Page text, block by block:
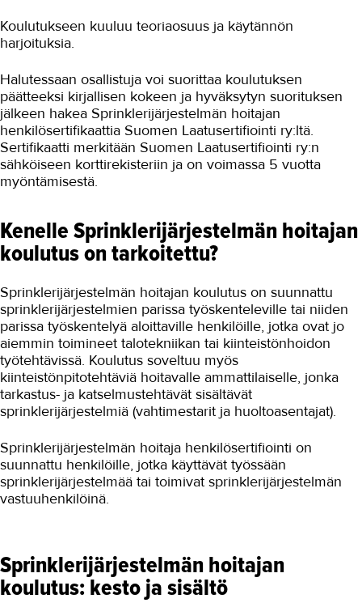
Koulutukseen kuuluu teoriaosuus ja käytännön
harjoituksia.
Halutessaan osallistuja voi suorittaa koulutuksen
päätteeksi kirjallisen kokeen ja hyväksytyn suorituksen
jälkeen hakea Sprinklerijärjestelmän hoitajan
henkilösertifikaattia Suomen Laatusertifiointi ry:ltä.
Sertifikaatti merkitään Suomen Laatusertifiointi ry:n
sähköiseen korttirekisteriin ja on voimassa 5 vuotta
myöntämisestä.
Kenelle Sprinklerijärjestelmän hoitajan
koulutus on tarkoitettu?
Sprinklerijärjestelmän hoitajan koulutus on suunnattu
sprinklerijärjestelmien parissa työskenteleville tai niiden
parissa työskentelyä aloittaville henkilöille, jotka ovat jo
aiemmin toimineet talotekniikan tai kiinteistönhoidon
työtehtävissä. Koulutus soveltuu myös
kiinteistönpitotehtäviä hoitavalle ammattilaiselle, jonka
tarkastus- ja katselmustehtävät sisältävät
sprinklerijärjestelmiä (vahtimestarit ja huoltoasentajat).
Sprinklerijärjestelmän hoitaja henkilösertifiointi on
suunnattu henkilöille, jotka käyttävät työssään
sprinklerijärjestelmää tai toimivat sprinklerijärjestelmän
vastuuhenkilöinä.
Sprinklerijärjestelmän hoitajan
koulutus: kesto ja sisältö